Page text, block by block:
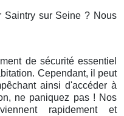
Saintry sur Seine ? Nous
de sécurité essentiel
Cependant, il peut
ainsi d'accéder à
ne paniquez pas ! Nos
rapidement et